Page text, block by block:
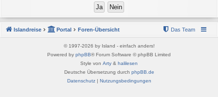
Islandreise Portal Foren-Übersicht Das Team
© 1997-2026 by Island - einfach anders!
Powered by phpBB® Forum Software © phpBB Limited
Style von Arty & halilesen
Deutsche Übersetzung durch phpBB.de
Datenschutz| Nutzungsbedingungen